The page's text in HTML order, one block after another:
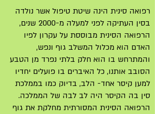
רפואה סינית הינה שיטת טיפול אשר נולדה
בסין העתיקה לפני למעלה מ-2000 שנים,
הרפואה הסינית מבוססת על עקרון לפיו
האדם הוא מכלול המשלב גוף ונפש,
והמתרחש בו הוא חלק בלתי נפרד מן הטבע
הסובב אותנו, כל האיברים בו פועלים יחדיו
למען קיסר אחד- הלב, בדיוק כמו בממלכת
סין בה הקיסר היה לב לבה של הממלכה.
הרפואה הסינית המסורתית מחלקת את גוף